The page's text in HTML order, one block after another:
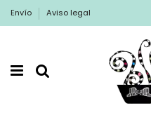
Envío Aviso legal